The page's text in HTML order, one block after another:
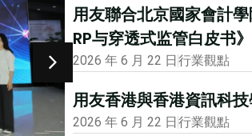
用友聯合北京國家會計
RP与穿透式监管白皮书》
2026 年 6 月 22 日 行業觀點
用友香港與香港資訊科
2026 年 6 月 22 日 行業觀點